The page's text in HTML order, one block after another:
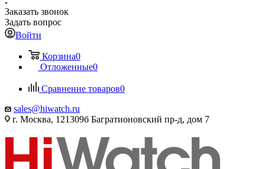
Заказать звонок
Задать вопрос
Войти
Корзина0
Отложенные0
Сравнение товаров0
sales@hiwatch.ru
г. Москва, 121309б Багратионовский пр-д, дом 7